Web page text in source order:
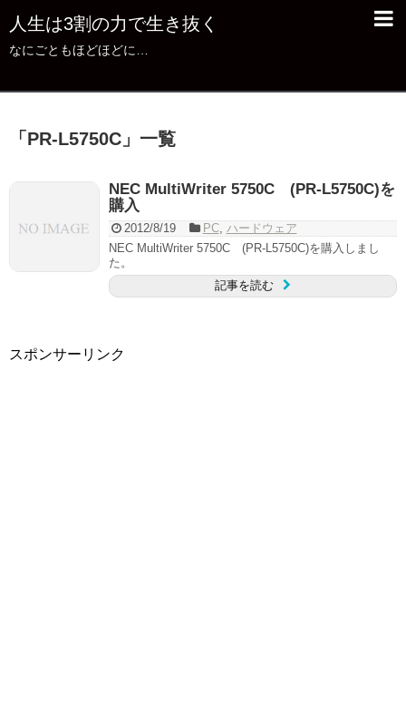
人生は3割の力で生き抜く
なにごともほどほどに…
「 PR-L5750C 」 一覧
NEC MultiWriter 5750C (PR-L5750C)を
購入
2012/8/19 PC, ハードウェア
NEC MultiWriter 5750C (PR-L5750C)を購入しまし
た。
記事を読む
スポンサーリンク